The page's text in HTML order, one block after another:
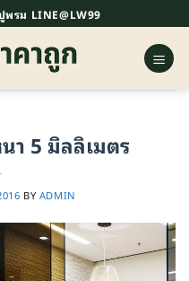
รม LINE@LW99
า 5 มิลลิเมตร
BY ADMIN